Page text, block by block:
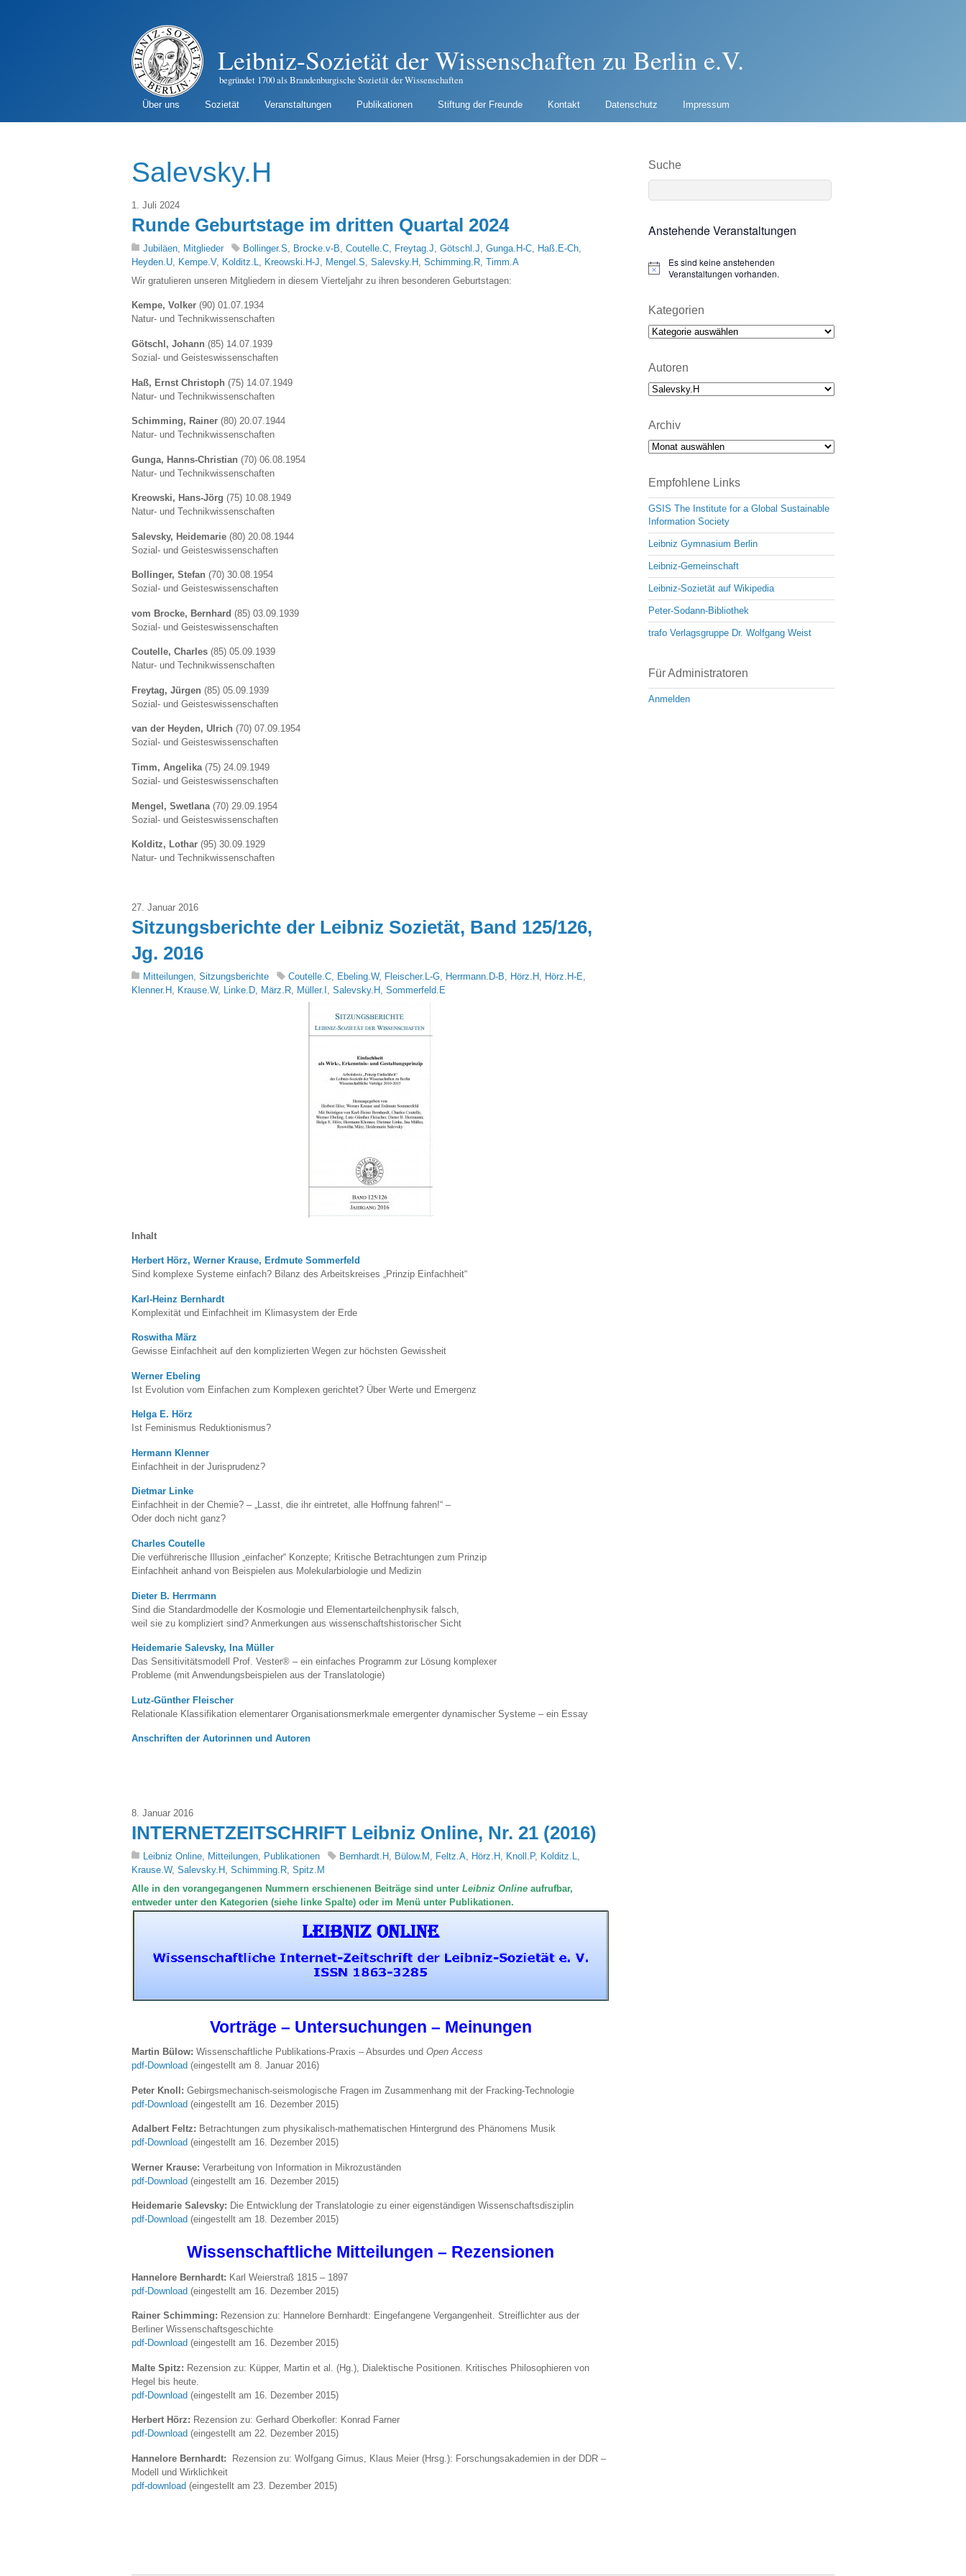
Leibniz-Sozietät der Wissenschaften zu Berlin e.V.
begründet 1700 als Brandenburgische Sozietät der Wissenschaften
Über uns Sozietät Veranstaltungen Publikationen Stiftung der Freunde Kontakt Datenschutz Impressum
Salevsky.H
1. Juli 2024
Runde Geburtstage im dritten Quartal 2024
Jubiläen Mitglieder Bollinger.S Brocke.v-B Coutelle.C Freytag.J Götschl.J Gunga.H-C Haß.E-Ch
Heyden.U
Kempe.V, Kolditz.L Kreowski.H-J Mengel.S Salevsky.H Schimming.R Timm.A
Wir gratulieren unseren Mitgliedern in diesem Vierteljahr zu ihren besonderen Geburtstagen:
Kempe, Volker (90) 01.07.1934
Natur- und Technikwissenschaften
Götschl, Johann (85) 14.07.1939
Sozial- und Geisteswissenschaften
Haß, Ernst Christoph (75) 14.07.1949
Natur- und Technikwissenschaften
Schimming, Rainer (80) 20.07.1944
Natur- und Technikwissenschaften
Gunga, Hanns-Christian (70) 06.08.1954
Natur- und Technikwissenschaften
Kreowski, Hans-Jörg (75) 10.08.1949
Natur- und Technikwissenschaften
Salevsky, Heidemarie (80) 20.08.1944
Sozial- und Geisteswissenschaften
Bollinger, Stefan (70) 30.08.1954
Sozial- und Geisteswissenschaften
vom Brocke, Bernhard (85) 03.09.1939
Sozial- und Geisteswissenschaften
Coutelle, Charles (85) 05.09.1939
Natur- und Technikwissenschaften
Freytag, Jürgen (85) 05.09.1939
Sozial- und Geisteswissenschaften
van der Heyden, Ulrich (70) 07.09.1954
Sozial- und Geisteswissenschaften
Timm, Angelika(75) 24.09.1949
Sozial- und Geisteswissenschaften
Mengel, Swetlana (70) 29.09.1954
Sozial- und Geisteswissenschaften
Kolditz, Lothar (95) 30.09.1929
Natur- und Technikwissenschaften
27. Januar 2016
Sitzungsberichte der Leibniz Sozietät, Band 125/126,
Jg. 2016
Mitteilungen, Sitzungsberichte Coutelle.C, Ebeling.W, Fleischer.L-G, Herrmann.D-B, Hörz.H , Hörz.H-E,
Klenner.H , Krause.W, Linke.D, März.R, Müller.I , Salevsky.H , Sommerfeld.E
Inhalt
Herbert Hörz, Werner Krause, Erdmute Sommerfeld
Sind komplexe Systeme einfach? Bilanz des Arbeitskreises „Prinzip Einfachheit“
Karl-Heinz Bernhardt
Komplexität und Einfachheit im Klimasystem der Erde
Roswitha März
Gewisse Einfachheit auf den komplizierten Wegen zur höchsten Gewissheit
Werner Ebeling
Ist Evolution vom Einfachen zum Komplexen gerichtet? Über Werte und Emergenz
Helga E. Hörz
Ist Feminismus Reduktionismus?
Hermann Klenner
Einfachheit in der Jurisprudenz?
Dietmar Linke
Einfachheit in der Chemie? – „Lasst, die ihr eintretet, alle Hoffnung fahren!“ –
Oder doch nicht ganz?
Charles Coutelle
Die verführerische Illusion „einfacher“ Konzepte; Kritische Betrachtungen zum Prinzip
Einfachheit anhand von Beispielen aus Molekularbiologie und Medizin
Dieter B. Herrmann
Sind die Standardmodelle der Kosmologie und Elementarteilchenphysik falsch,
weil sie zu kompliziert sind? Anmerkungen aus wissenschaftshistorischer Sicht
Heidemarie Salevsky, Ina Müller
Das Sensitivitätsmodell Prof. Vester® – ein einfaches Programm zur Lösung komplexer
Probleme (mit Anwendungsbeispielen aus der Translatologie)
Lutz-Günther Fleischer
Relationale Klassifikation elementarer Organisationsmerkmale emergenter dynamischer Systeme – ein Essay
Anschriften der Autorinnen und Autoren
8. Januar 2016
INTERNETZEITSCHRIFT Leibniz Online, Nr. 21 (2016)
Leibniz Online Mitteilungen Publikationen Bernhardt.H Bülow.M Feltz.A Hörz.H Knoll.P, Kolditz.L
Krause.W, Salevsky.H Schimming.R Spitz.M
Alle in den vorangegangenen Nummern erschienenen Beiträge sind unter Leibniz Online aufrufbar,
entweder unter den Kategorien (siehe linke Spalte) oder im Menü unter Publikationen.
Vorträge – Untersuchungen – Meinungen
Martin Bülow: Wissenschaftliche Publikations-Praxis – Absurdes und Open Access
pdf-Download (eingestellt am 8. Januar 2016)
Peter Knoll: Gebirgsmechanisch-seismologische Fragen im Zusammenhang mit der Fracking-Technologie
pdf-Download (eingestellt am 16. Dezember 2015)
Adalbert Feltz: Betrachtungen zum physikalisch-mathematischen Hintergrund des Phänomens Musik
pdf-Download (eingestellt am 16. Dezember 2015)
Werner Krause: Verarbeitung von Information in Mikrozuständen
pdf-Download (eingestellt am 16. Dezember 2015)
Heidemarie Salevsky: Die Entwicklung der Translatologie zu einer eigenständigen Wissenschaftsdisziplin
pdf-Download (eingestellt am 18. Dezember 2015)
Wissenschaftliche Mitteilungen – Rezensionen
Hannelore Bernhardt: Karl Weierstraß 1815 – 1897
pdf-Download (eingestellt am 16. Dezember 2015)
Rainer Schimming: Rezension zu: Hannelore Bernhardt: Eingefangene Vergangenheit. Streiflichter aus der
Berliner Wissenschaftsgeschichte
pdf-Download (eingestellt am 16. Dezember 2015)
Malte Spitz: Rezension zu: Küpper, Martin et al. (Hg.), Dialektische Positionen. Kritisches Philosophieren von
Hegel bis heute.
pdf-Download (eingestellt am 16. Dezember 2015)
Herbert Hörz: Rezension zu: Gerhard Oberkofler: Konrad Farner
pdf-Download (eingestellt am 22. Dezember 2015)
Hannelore Bernhardt: Rezension zu: Wolfgang Girnus, Klaus Meier (Hrsg.): Forschungsakademien in der DDR –
Modell und Wirklichkeit
pdf-download (eingestellt am 23. Dezember 2015)
Suche
Anstehende Veranstaltungen
N
i
c
e
Es sind keine anstehenden
Veranstaltungen vorhanden.
Kategorien
Kategorien
Autoren
Archiv
Archiv
Empfohlene Links
GSIS The Institute for a Global Sustainable
Information Society
Leibniz Gymnasium Berlin
Leibniz-Gemeinschaft
Leibniz-Sozietät auf Wikipedia
Peter-Sodann-Bibliothek
trafo Verlagsgruppe Dr. Wolfgang Weist
Für Administratoren
Anmelden